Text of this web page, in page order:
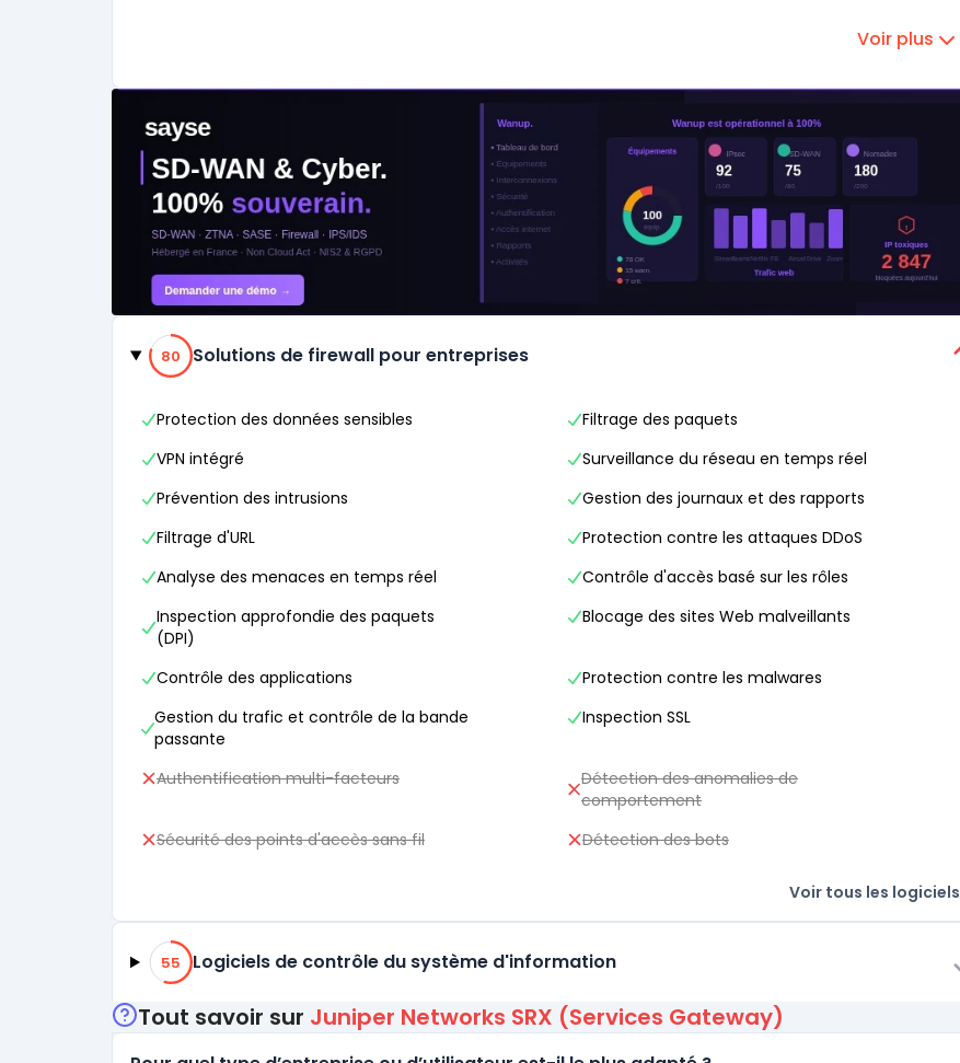
Voir plus
Catégories
80% de compatibilité
80 Solutions de firewall pour entreprises
Protection des données sensibles
Filtrage des paquets
VPN intégré
Surveillance du réseau en temps réel
Prévention des intrusions
Gestion des journaux et des rapports
Filtrage d'URL
Protection contre les attaques DDoS
Analyse des menaces en temps réel
Contrôle d'accès basé sur les rôles
Inspection approfondie des paquets
(DPI)
Blocage des sites Web malveillants
Contrôle des applications
Protection contre les malwares
Gestion du trafic et contrôle de la bande
passante
Inspection SSL
Authentification multi-facteurs
Détection des anomalies de
comportement
Sécurité des points d'accès sans fil
Détection des bots
Voir tous les logiciels
55% de compatibilité
55 Logiciels de contrôle du système d'information
Tout savoir sur Juniper Networks SRX (Services Gateway)